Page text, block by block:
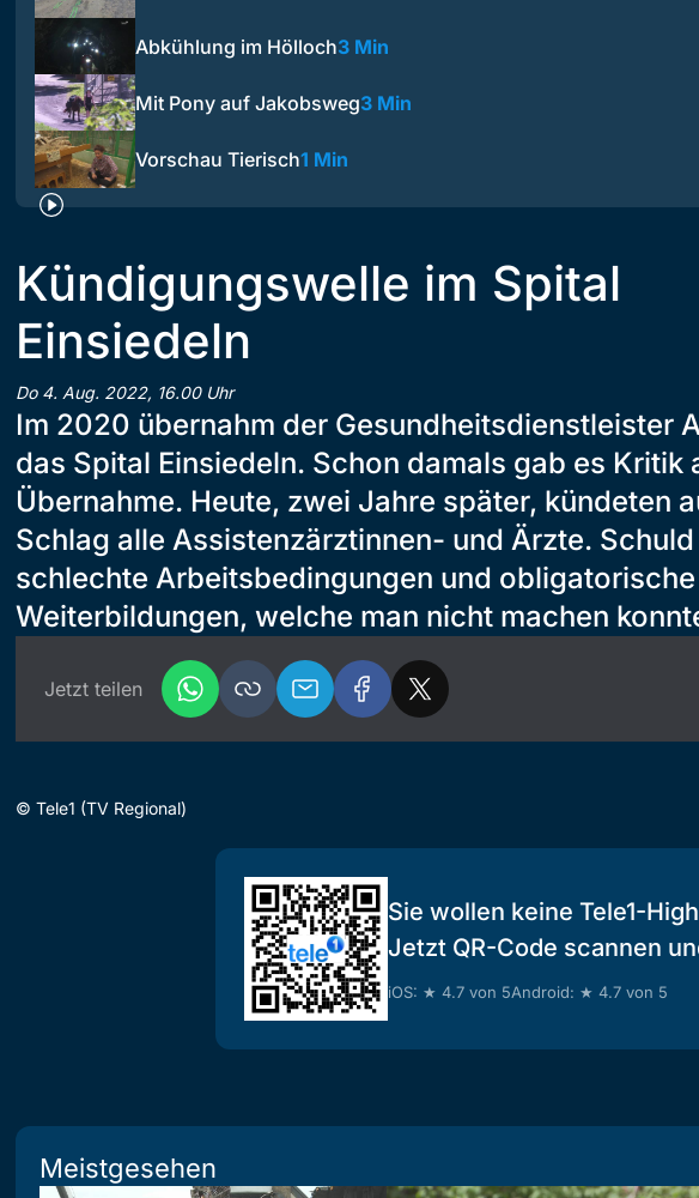
Abkühlung im Hölloch3 Min
Mit Pony auf Jakobsweg3 Min
Vorschau Tierisch1 Min
Kündigungswelle im Spital
Einsiedeln
Do 4. Aug. 2022, 16.00 Uhr
Im 2020 übernahm der Gesundheitsdienstleister
das Spital Einsiedeln. Schon damals gab es Kritik
Übernahme. Heute, zwei Jahre später, kündeten
Schlag alle Assistenzärztinnen- und Ärzte.
schlechte Arbeitsbedingungen und obligatorische
Weiterbildungen, welche man nicht machen
Jetzt teilen
© Tele1 (TV Regional)
Sie wollen keine Tele1-
Jetzt QR-Code scannen
iOS: ★ 4.7 von 5Android: ★ 4.7 von 5
Meistgesehen